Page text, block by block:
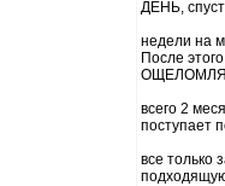
ДЕНЬ,
недели на
После
всего 2
поступает
все только